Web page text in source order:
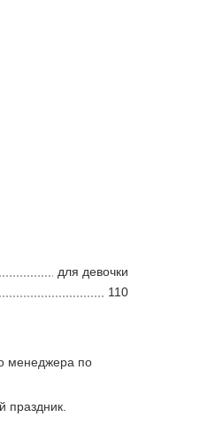
для девочки
110
менеджера по
праздник.